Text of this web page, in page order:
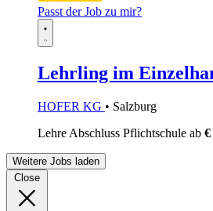
Passt der Job zu mir?
Lehrling im
HOFER KG • Salzburg
Lehre Abschluss Pflichtschule ab €
Weitere Jobs laden
Close